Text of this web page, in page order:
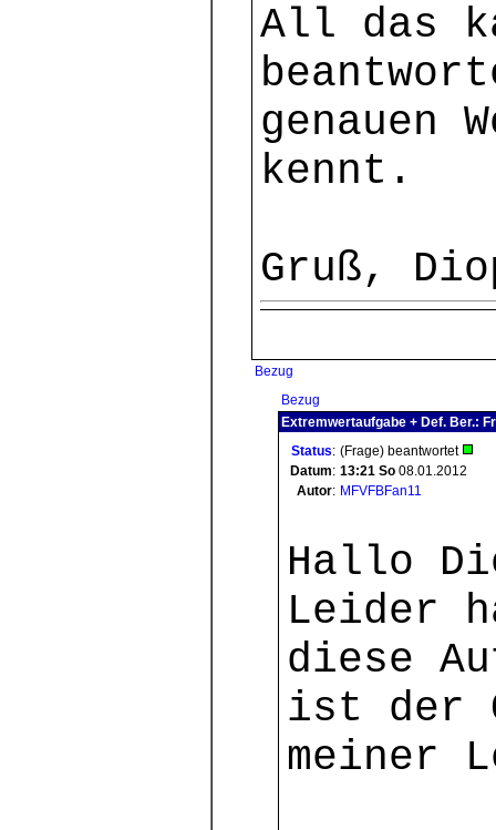
All das
genauen
kennt.
Gruß,
Bezug
Bezug
Extremwertaufgabe + Def. Ber.:
Status: (Frage) beantwortet
Datum: 13:21 So 08.01.2012
Autor: MFVFBFan11
Hallo
Leider
diese
ist der
meiner